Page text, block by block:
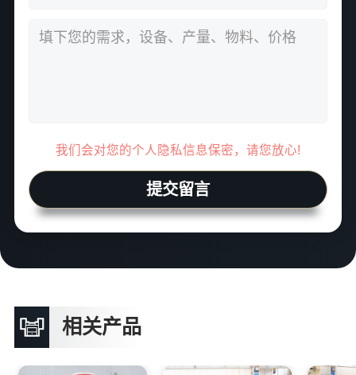
我们会对您的个人隐私信息保密，请您放心!
提交留言
相关产品